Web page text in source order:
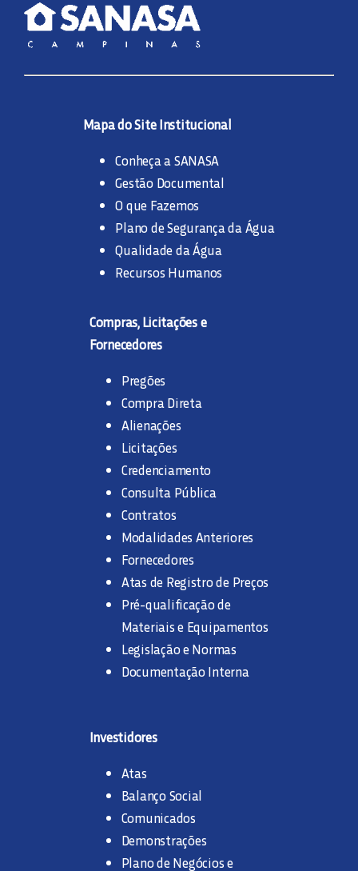
Mapa do Site Institucional
Conheça a SANASA
Gestão Documental
O que Fazemos
Plano de Segurança da Água
Qualidade da Água
Recursos Humanos
Compras, Licitações e
Fornecedores
Pregões
Compra Direta
Alienações
Licitações
Credenciamento
Consulta Pública
Contratos
Modalidades Anteriores
Fornecedores
Atas de Registro de Preços
Pré-qualificação de
Materiais e Equipamentos
Legislação e Normas
Documentação Interna
Investidores
Atas
Balanço Social
Comunicados
Demonstrações
Plano de Negócios e